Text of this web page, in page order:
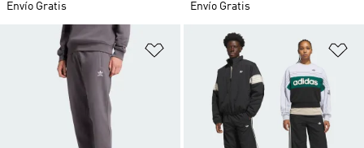
Envío Gratis
Envío Gratis
Añadir a la lista de deseos